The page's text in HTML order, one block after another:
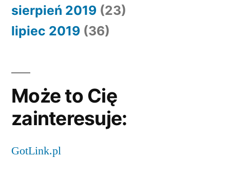
sierpień 2019 (23)
lipiec 2019 (36)
Może to Cię
zainteresuje:
GotLink.pl